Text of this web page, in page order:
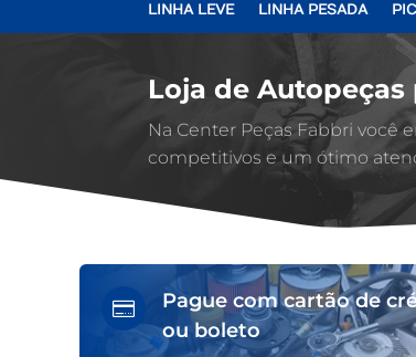
LINHA LEVE LINHA PESADA
Loja de Autopeças
Na Center Peças Fabbri você
competitivos e um ótimo

Pague com cartão de
ou boleto